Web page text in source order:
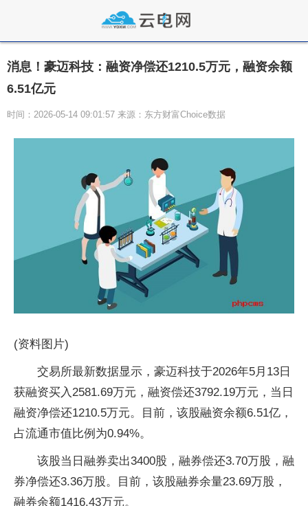
消息！豪迈科技：融资净偿还1210.5万元，融资余额
6.51亿元
时间：2026-05-14 09:01:57 来源：东方财富Choice数据
(资料图片)
交易所最新数据显示，豪迈科技于2026年5月13日
获融资买入2581.69万元，融资偿还3792.19万元，当日
融资净偿还1210.5万元。目前，该股融资余额6.51亿，
占流通市值比例为0.94%。
该股当日融券卖出3400股，融券偿还3.70万股，融
券净偿还3.36万股。目前，该股融券余量23.69万股，
融券余额1416.43万元。